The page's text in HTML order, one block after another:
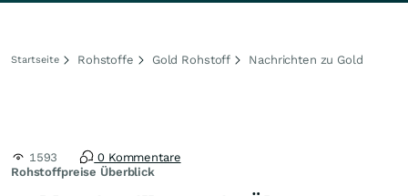
Startseite Rohstoffe Gold Rohstoff Nachrichten zu Gold
Rohstoffpreise Überblick
1593 0 Kommentare